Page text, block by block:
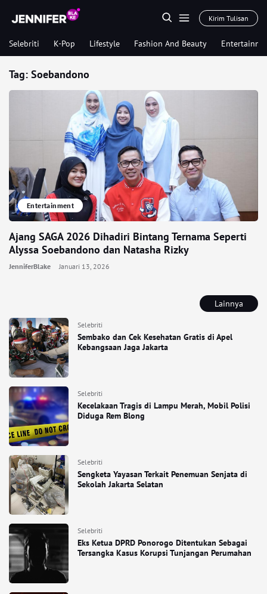
Kirim Tulisan
Selebriti K-Pop Lifestyle Fashion And Beauty
Lainnya
Selebriti
Sembako dan Cek Kesehatan Gratis di Apel
Kebangsaan Jaga Jakarta
Selebriti
Kecelakaan Tragis di Lampu Merah, Mobil Polisi
Diduga Rem Blong
Selebriti
Sengketa Yayasan Terkait Penemuan Senjata di
Sekolah Jakarta Selatan
Selebriti
Eks Ketua DPRD Ponorogo Ditentukan Sebagai
Tersangka Kasus Korupsi Tunjangan Perumahan
Tag: Soebandono
Entertainment
Ajang SAGA 2026 Dihadiri Bintang Ternama Seperti
Alyssa Soebandono dan Natasha Rizky
JenniferBlake Januari 13, 2026